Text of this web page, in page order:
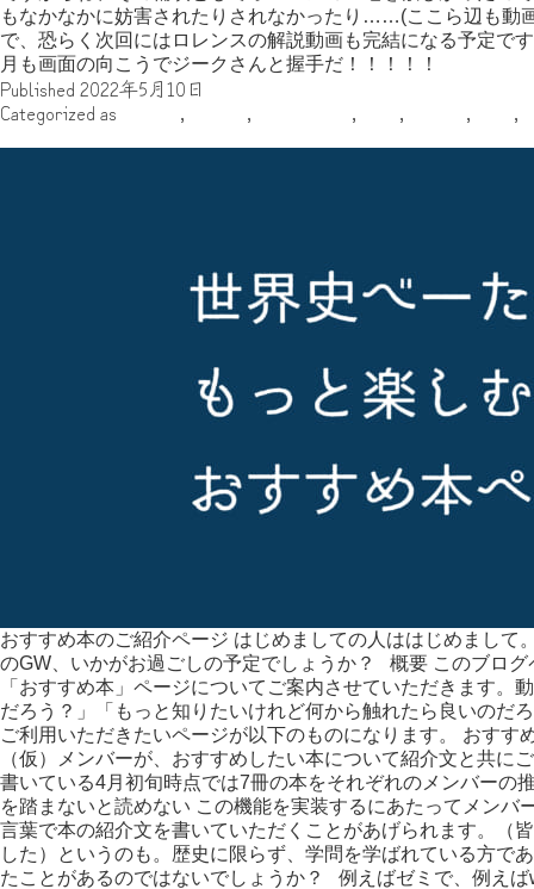
もなかなかに妨害されたりされなかったり……(ここら辺も動
で、恐らく次回にはロレンスの解説動画も完結になる予定
月も画面の向こうでジークさんと握手だ！！！！！
Published 2022年5月10日
Categorized as
, , , , , ,
おすすめ本のご紹介ページ はじめましての人ははじめまして
のGW、いかがお過ごしの予定でしょうか？ 概要 このブロ
「おすすめ本」ページについてご案内させていただきます。
だろう？」「もっと知りたいけれど何から触れたら良いのだ
ご利用いただきたいページが以下のものになります。 おすす
（仮）メンバーが、おすすめしたい本について紹介文と共に
書いている4月初旬時点では7冊の本をそれぞれのメンバー
を踏まないと読めない この機能を実装するにあたってメンバ
言葉で本の紹介文を書いていただくことがあげられます。（
した）というのも。歴史に限らず、学問を学ばれている方で
たことがあるのではないでしょうか？ 例えばゼミで、例え